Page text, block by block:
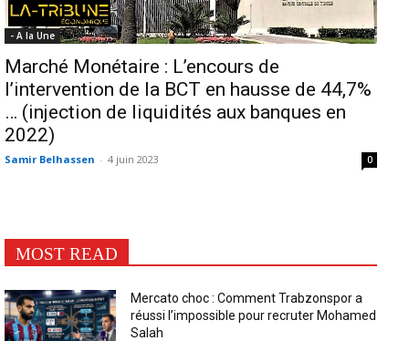
- A la Une
Marché Monétaire : L’encours de
l’intervention de la BCT en hausse de 44,7%
… (injection de liquidités aux banques en
2022)
Samir Belhassen - 4 juin 2023 0
MOST READ
Mercato choc : Comment Trabzonspor a
réussi l’impossible pour recruter Mohamed
Salah